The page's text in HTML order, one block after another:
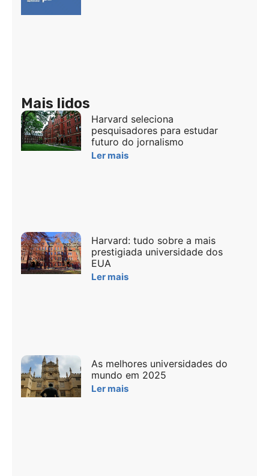
Mais lidos
Harvard seleciona
pesquisadores para estudar
futuro do jornalismo
Ler mais
Harvard: tudo sobre a mais
prestigiada universidade dos
EUA
Ler mais
As melhores universidades do
mundo em 2025
Ler mais